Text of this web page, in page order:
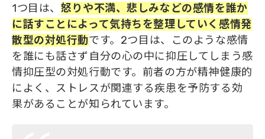
1つ目は、 怒りや不満、悲しみなどの感情を誰か
に話すことによって気持ちを整理していく感情発
散型の対処行動です。2つ目は、このような感情
を誰にも話さず自分の心の中に抑圧してしまう感
情抑圧型の対処行動です。前者の方が精神健康的
によく、ストレスが関連する疾患を予防する効
果があることが知られています。